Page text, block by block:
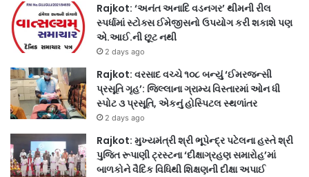
Rajkot: ‘અનંત અનાદિ વડનગર’ થીમની રીલ
સ્પર્ધામાં સ્ટોક્સ ઈમેજીસનો ઉપયોગ કરી શકાશે પણ
એ.આઈ.ની છૂટ નથી
2 days ago
Rajkot: વરસાદ વચ્ચે ૧૦૮ બન્યું ‘ઈમરજન્સી
પ્રસૂતિ ગૃહ’: જિલ્લાના ગ્રામ્ય વિસ્તારમાં ઓન ધી
સ્પોટ ૩ પ્રસૂતિ, એકનું હોસ્પિટલ સ્થળાંતર
2 days ago
Rajkot: મુખ્યમંત્રી શ્રી ભૂપેન્દ્ર પટેલના હસ્તે શ્રી
પુજિત રૂપાણી ટ્રસ્ટના ‘દીક્ષાગ્રહણ સમારોહ’માં
બાળકોને વૈદિક વિધિથી શિક્ષણની દીક્ષા અપાઈ